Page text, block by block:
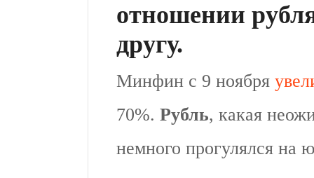
отношении
другу.
Минфин с 9 ноября
70%. Рубль, какая
немного прогулялся на